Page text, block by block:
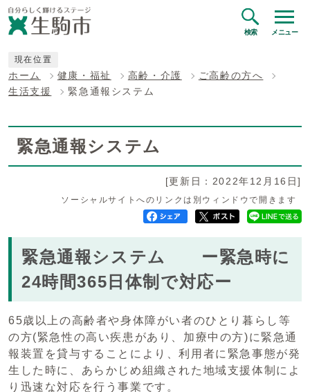
検索 メニュー
現在位置
ホーム 健康・福祉 高齢・介護
ご高齢の方へ
生活支援
緊急通報システム
緊急通報システム
[更新日：2022年12月16日]
ソーシャルサイトへのリンクは別ウィンドウで開きます
緊急通報システム ー緊急時に
24時間365日体制で対応ー
65歳以上の高齢者や身体障がい者のひとり暮らし等
の方(緊急性の高い疾患があり、加療中の方)に緊急通
報装置を貸与することにより、利用者に緊急事態が発
生した時に、あらかじめ組織された地域支援体制によ
り迅速な対応を行う事業です。